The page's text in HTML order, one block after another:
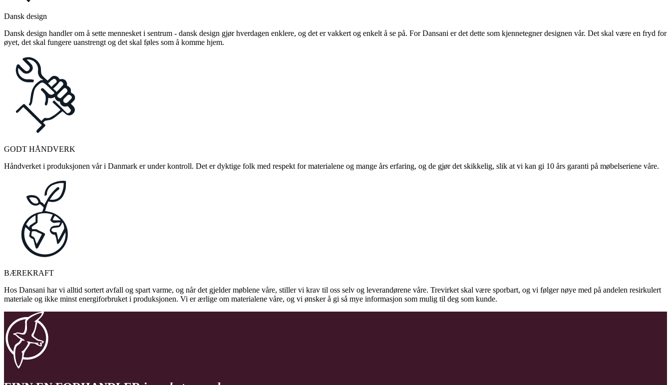
Dansk design
Dansk design handler om å sette mennesket i sentrum - dansk design gjør hverdagen enklere, og det er vakkert og enkelt å se på. For Dansani er det dette som kjennetegner designen vår. Det skal være en fryd for
øyet, det skal fungere uanstrengt og det skal føles som å komme hjem.
GODT HÅNDVERK
Håndverket i produksjonen vår i Danmark er under kontroll. Det er dyktige folk med respekt for materialene og mange års erfaring, og de gjør det skikkelig, slik at vi kan gi 10 års garanti på møbelseriene våre.
BÆREKRAFT
Hos Dansani har vi alltid sortert avfall og spart varme, og når det gjelder møblene våre, stiller vi krav til oss selv og leverandørene våre. Trevirket skal være sporbart, og vi følger nøye med på andelen resirkulert
materiale og ikke minst energiforbruket i produksjonen. Vi er ærlige om materialene våre, og vi ønsker å gi så mye informasjon som mulig til deg som kunde.